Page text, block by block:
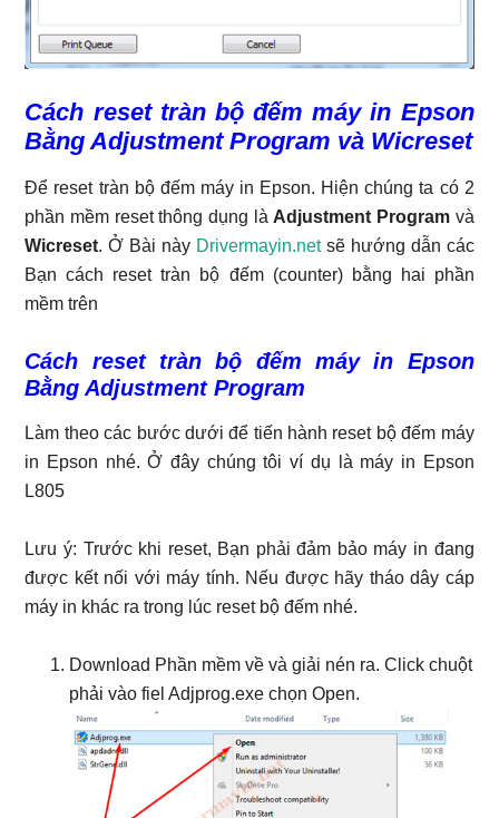
Cách reset tràn bộ đếm máy in Epson
Bằng Adjustment Program và Wicreset
Để reset tràn bộ đếm máy in Epson. Hiện chúng ta có 2
phần mềm reset thông dụng là Adjustment Programvà
Wicreset. Ở Bài này Drivermayin.netsẽ hướng dẫn các
Bạn cách reset tràn bộ đếm (counter) bằng hai phần
mềm trên
Cách reset tràn bộ đếm máy in Epson
Bằng Adjustment Program
Làm theo các bước dưới để tiến hành reset bộ đếm máy
in Epson nhé. Ở đây chúng tôi ví dụ là máy in Epson
L805
Lưu ý: Trước khi reset, Bạn phải đảm bảo máy in đang
được kết nối với máy tính. Nếu được hãy tháo dây cáp
máy in khác ra trong lúc reset bộ đếm nhé.
Download Phần mềm về và giải nén ra. Click chuột
phải vào fiel Adjprog.exe chọn Open.